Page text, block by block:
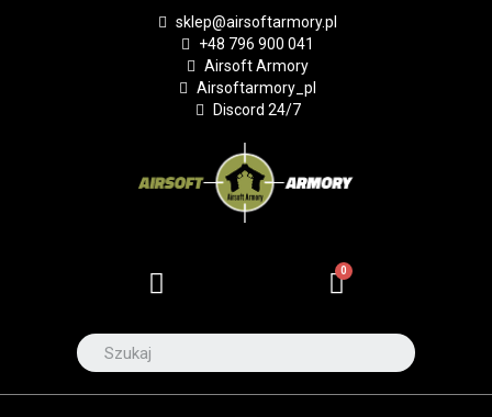
sklep@airsoftarmory.pl
+48 796 900 041
Airsoft Armory
Airsoftarmory_pl
Discord 24/7